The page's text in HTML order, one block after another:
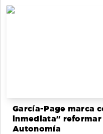
García-Page marca
inmediata"
Autonomía